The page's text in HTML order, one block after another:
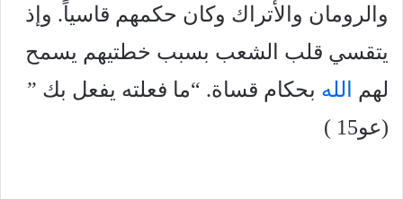
والرومان والأتراك وكان حكمهم قاسياً. وإذ
يتقسي قلب الشعب بسبب خطتيهم يسمح
لهم
الله بحكام قساة. “ما فعلته يفعل بك ”
(عو15 )